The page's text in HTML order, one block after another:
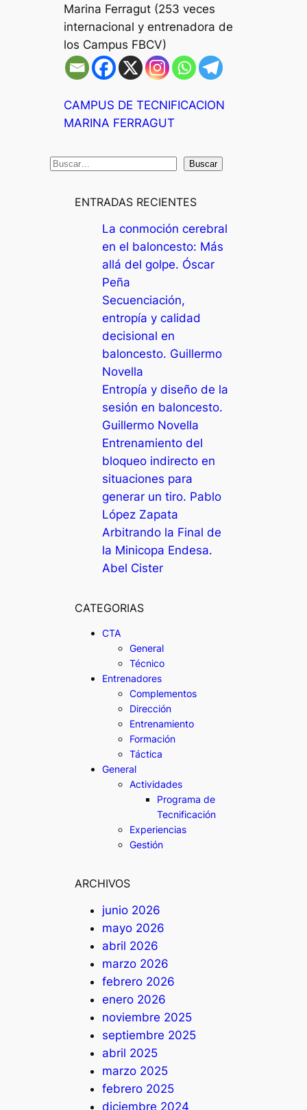
Marina Ferragut (253 veces
internacional y entrenadora de
los Campus FBCV)
CAMPUS DE TECNIFICACION
MARINA FERRAGUT
B
Buscar
ENTRADAS RECIENTES
La conmoción cerebral
en el baloncesto: Más
allá del golpe. Óscar
Peña
Secuenciación,
entropía y calidad
decisional en
baloncesto. Guillermo
Novella
Entropía y diseño de la
sesión en baloncesto.
Guillermo Novella
Entrenamiento del
bloqueo indirecto en
situaciones para
generar un tiro. Pablo
López Zapata
Arbitrando la Final de
la Minicopa Endesa.
Abel Cister
CATEGORIAS
CTA
General
Técnico
Entrenadores
Complementos
Dirección
Entrenamiento
Formación
Táctica
General
Actividades
Programa de
Tecnificación
Experiencias
Gestión
ARCHIVOS
junio 2026
mayo 2026
abril 2026
marzo 2026
febrero 2026
enero 2026
noviembre 2025
septiembre 2025
abril 2025
marzo 2025
febrero 2025
diciembre 2024